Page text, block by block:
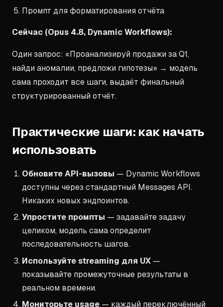
Промпт для форматирования отчёта
Сейчас (Opus 4.8, Dynamic Workflows):
Один запрос: «Проанализируй продажи за Q1,
найди аномалии, предложи гипотезы» → модель
сама проходит все шаги, выдаёт финальный
структурированный отчёт.
Практические шаги: как начать
использовать
Обновите API-вызовы — Dynamic Workflows
доступны через стандартный Messages API.
Никаких новых эндпоинтов.
Упростите промпты — задавайте задачу
целиком, модель сама определит
последовательность шагов.
Используйте streaming для UX —
показывайте промежуточные результаты в
реальном времени.
Мониторьте usage — каждый переключённый